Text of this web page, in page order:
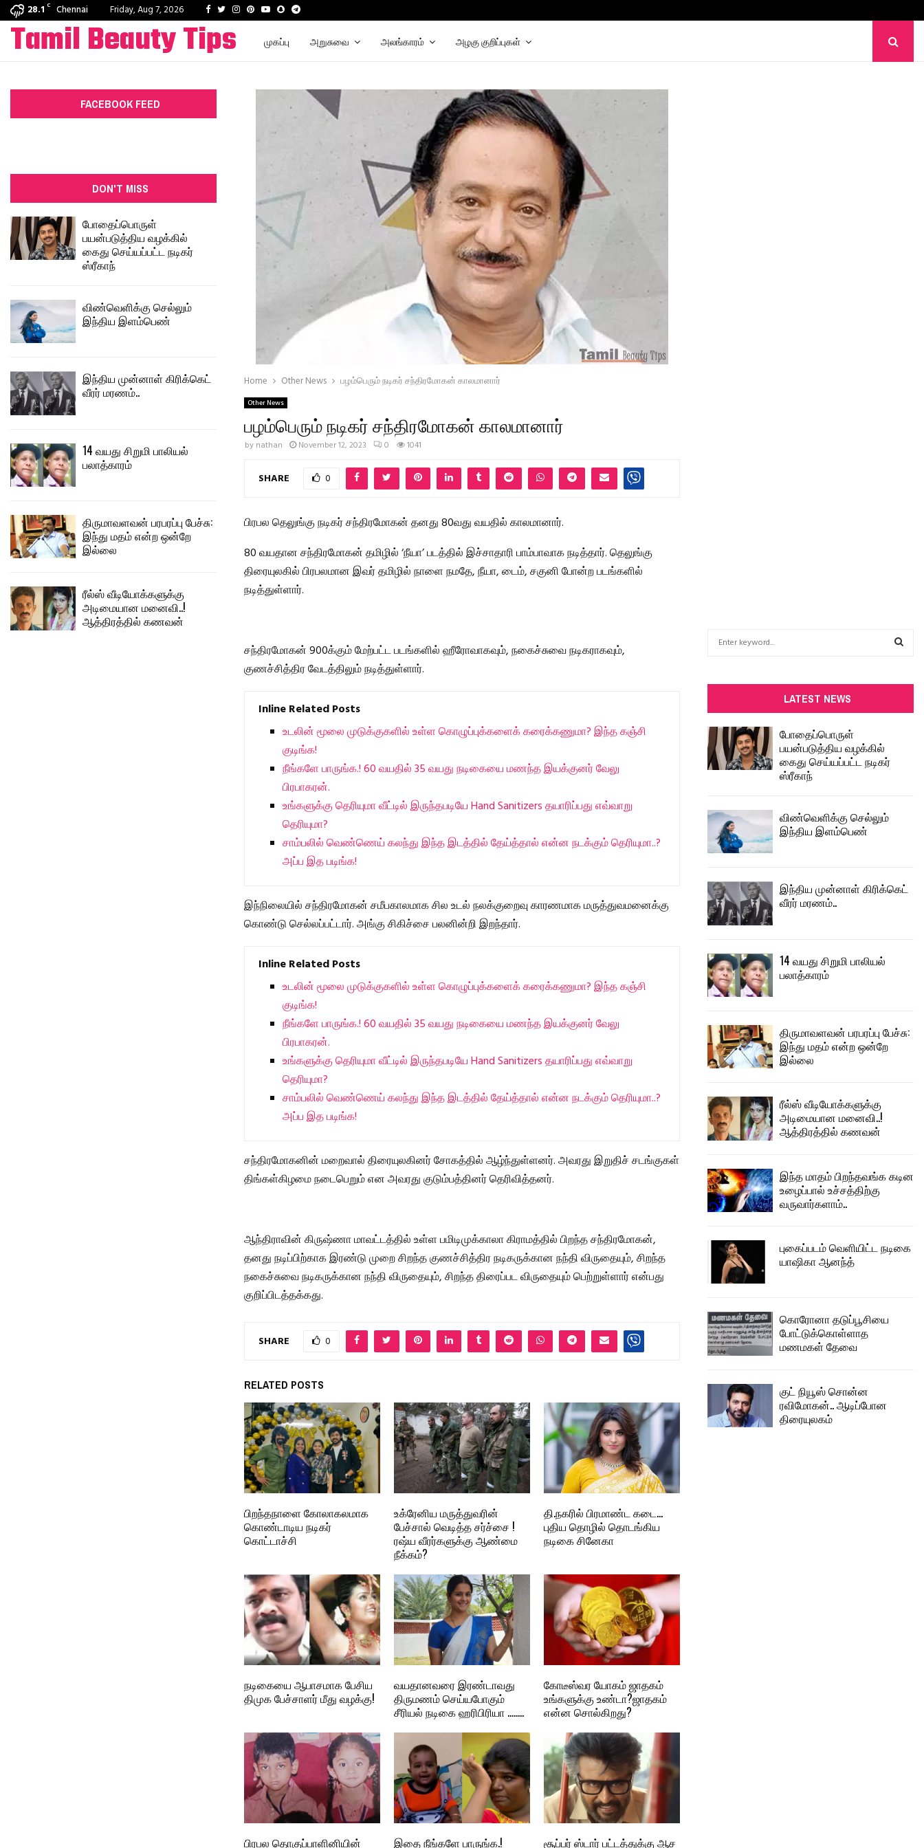
28.1 C Chennai Friday, Aug 7, 2026 Facebook
TwitterInstagram
PinterestYoutube
SnapchatTelegram
Tamil Beauty Tips முகப்பு அறுசுவை அலங்காரம் அழகு குறிப்புகள்
Home Other News பழம்பெரும் நடிகர் சந்திரமோகன் காலமானார்
Other News
பழம்பெரும் நடிகர் சந்திரமோகன் காலமானார்
by nathan November 12, 2023 0 1041
SHARE 0
பிரபல தெலுங்கு நடிகர் சந்திரமோகன் தனது 80வது வயதில் காலமானார்.
80 வயதான சந்திரமோகன் தமிழில் ‘நீயா’ படத்தில் இச்சாதாரி பாம்பாவாக நடித்தார். தெலுங்கு
திரையுலகில் பிரபலமான இவர் தமிழில் நாளை நமதே, நீயா, டைம், சகுனி போன்ற படங்களில்
நடித்துள்ளார்.
சந்திரமோகன் 900க்கும் மேற்பட்ட படங்களில் ஹீரோவாகவும், நகைச்சுவை நடிகராகவும்,
குணச்சித்திர வேடத்திலும் நடித்துள்ளார்.
Inline Related Posts
உடலின் மூலை முடுக்குகளில் உள்ள கொழுப்புக்களைக் கரைக்கணுமா? இந்த கஞ்சி
குடிங்க!
நீங்களே பாருங்க.! 60 வயதில் 35 வயது நடிகையை மணந்த இயக்குனர் வேலு
பிரபாகரன்.
உங்களுக்கு தெரியுமா வீட்டில் இருந்தபடியே Hand Sanitizers தயாரிப்பது எவ்வாறு
தெரியுமா?
சாம்பலில் வெண்ணெய் கலந்து இந்த இடத்தில் தேய்த்தால் என்ன நடக்கும் தெரியுமா..?
அப்ப இத படிங்க!
இந்நிலையில் சந்திரமோகன் சமீபகாலமாக சில உடல் நலக்குறைவு காரணமாக மருத்துவமனைக்கு
கொண்டு செல்லப்பட்டார். அங்கு சிகிச்சை பலனின்றி இறந்தார்.
Inline Related Posts
உடலின் மூலை முடுக்குகளில் உள்ள கொழுப்புக்களைக் கரைக்கணுமா? இந்த கஞ்சி
குடிங்க!
நீங்களே பாருங்க.! 60 வயதில் 35 வயது நடிகையை மணந்த இயக்குனர் வேலு
பிரபாகரன்.
உங்களுக்கு தெரியுமா வீட்டில் இருந்தபடியே Hand Sanitizers தயாரிப்பது எவ்வாறு
தெரியுமா?
சாம்பலில் வெண்ணெய் கலந்து இந்த இடத்தில் தேய்த்தால் என்ன நடக்கும் தெரியுமா..?
அப்ப இத படிங்க!
சந்திரமோகனின் மறைவால் திரையுலகினர் சோகத்தில் ஆழ்ந்துள்ளனர். அவரது இறுதிச் சடங்குகள்
திங்கள்கிழமை நடைபெறும் என அவரது குடும்பத்தினர் தெரிவித்தனர்.
ஆந்திராவின் கிருஷ்ணா மாவட்டத்தில் உள்ள பமிடிமுக்காலா கிராமத்தில் பிறந்த சந்திரமோகன்,
தனது நடிப்பிற்காக இரண்டு முறை சிறந்த குணச்சித்திர நடிகருக்கான நந்தி விருதையும், சிறந்த
நகைச்சுவை நடிகருக்கான நந்தி விருதையும், சிறந்த திரைப்பட விருதையும் பெற்றுள்ளார் என்பது
குறிப்பிடத்தக்கது.
SHARE 0
RELATED POSTS
பிறந்தநாளை கோலாகலமாக
கொண்டாடிய நடிகர்
கொட்டாச்சி
உக்ரேனிய மருத்துவரின்
பேச்சால் வெடித்த சர்ச்சை !
ரஷ்ய வீரர்களுக்கு ஆண்மை
நீக்கம்?
தி.நகரில் பிரமாண்ட கடை…
புதிய தொழில் தொடங்கிய
நடிகை சினேகா
நடிகையை ஆபாசமாக பேசிய
திமுக பேச்சாளர் மீது வழக்கு!
வயதானவரை இரண்டாவது
திருமணம் செய்யபோகும்
சீரியல் நடிகை ஹரிபிரியா ……..
கோடீஸ்வர யோகம் ஜாதகம் ​
உங்களுக்கு உண்டா?ஜாதகம்
என்ன சொல்கிறது?
பிரபல தொகுப்பாளினியின்
இதை நீங்களே பாருங்க.!
சூப்பர் ஸ்டார் பட்டத்துக்கு ஆச
FACEBOOK FEED
DON'T MISS
போதைப்பொருள்
பயன்படுத்திய வழக்கில்
கைது செய்யப்பட்ட நடிகர்
ஸ்ரீகாந்
விண்வெளிக்கு செல்லும்
இந்திய இளம்பெண்
இந்திய முன்னாள் கிரிக்கெட்
வீரர் மரணம்..
14 வயது சிறுமி பாலியல்
பலாத்காரம்
திருமாவளவன் பரபரப்பு பேச்சு:
இந்து மதம் என்ற ஒன்றே
இல்லை
ரீல்ஸ் வீடியோக்களுக்கு
அடிமையான மனைவி..!
ஆத்திரத்தில் கணவன்
f
o
r
:
LATEST NEWS
போதைப்பொருள்
பயன்படுத்திய வழக்கில்
கைது செய்யப்பட்ட நடிகர்
ஸ்ரீகாந்
விண்வெளிக்கு செல்லும்
இந்திய இளம்பெண்
இந்திய முன்னாள் கிரிக்கெட்
வீரர் மரணம்..
14 வயது சிறுமி பாலியல்
பலாத்காரம்
திருமாவளவன் பரபரப்பு பேச்சு:
இந்து மதம் என்ற ஒன்றே
இல்லை
ரீல்ஸ் வீடியோக்களுக்கு
அடிமையான மனைவி..!
ஆத்திரத்தில் கணவன்
இந்த மாதம் பிறந்தவங்க கடின
உழைப்பால் உச்சத்திற்கு
வருவார்களாம்..
புகைப்படம் வெளியிட்ட நடிகை
யாஷிகா ஆனந்த்
கொரோனா தடுப்பூசியை
போட்டுக்கொள்ளாத
மணமகள் தேவை
குட் நியூஸ் சொன்ன
ரவிமோகன்.. ஆடிப்போன
திரையுலகம்